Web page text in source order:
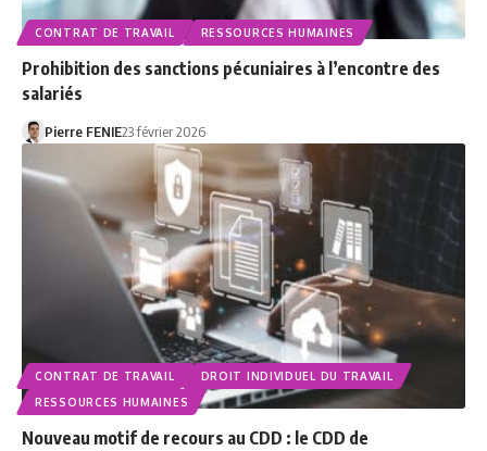
CONTRAT DE TRAVAIL RESSOURCES HUMAINES
Prohibition des sanctions pécuniaires à l’encontre des
salariés
Pierre FENIE23 février 2026
CONTRAT DE TRAVAIL
DROIT INDIVIDUEL DU TRAVAIL
RESSOURCES HUMAINES
Nouveau motif de recours au CDD : le CDD de